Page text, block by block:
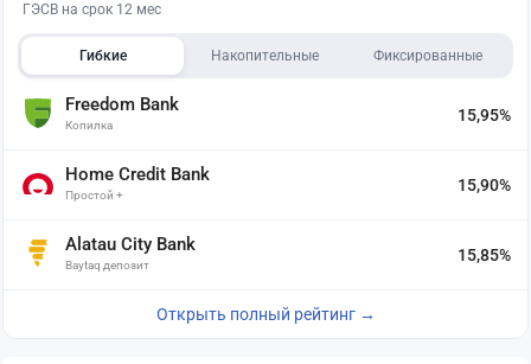
ГЭСВ на срок 12 мес
Гибкие Накопительные Фиксированные
Freedom Bank
Копилка
15,95%
Home Credit Bank
Простой +
15,90%
Alatau City Bank
Baytaq депозит
15,85%
Открыть полный рейтинг →